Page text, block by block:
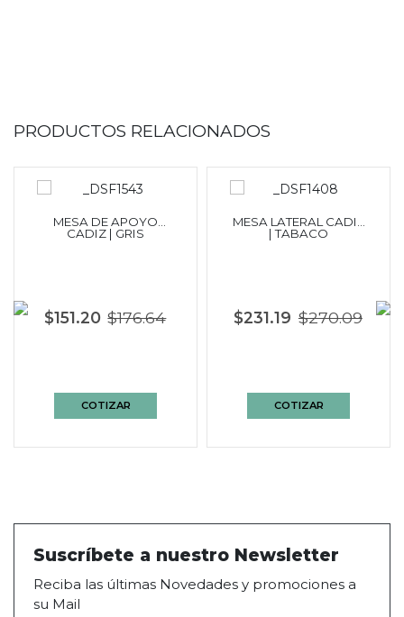
PRODUCTOS RELACIONADOS
MESA DE APOYO
CADIZ | GRIS
$151.20 $176.64
COTIZAR
MESA LATERAL CADIZ
| TABACO
$231.19 $270.09
COTIZAR
Suscríbete a nuestro Newsletter
Reciba las últimas Novedades y promociones a
su Mail